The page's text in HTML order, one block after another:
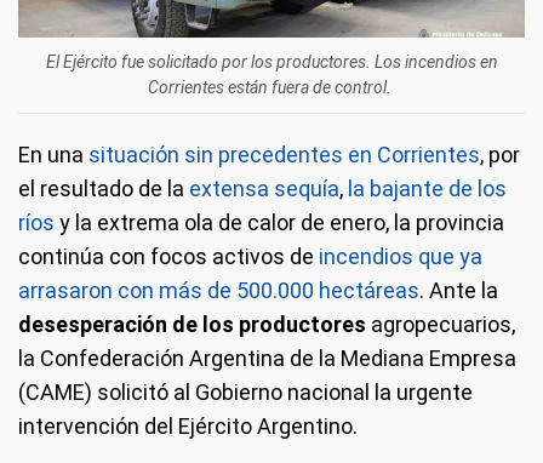
El Ejército fue solicitado por los productores. Los incendios en
Corrientes están fuera de control.
En una situación sin precedentes en Corrientes, por
el resultado de la extensa sequía, la bajante de los
ríos y la extrema ola de calor de enero, la provincia
continúa con focos activos de incendios que ya
arrasaron con más de 500.000 hectáreas. Ante la
desesperación de los productores agropecuarios,
la Confederación Argentina de la Mediana Empresa
(CAME) solicitó al Gobierno nacional la urgente
intervención del Ejército Argentino.